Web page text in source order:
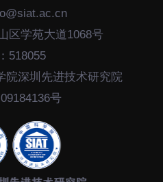
成果超市
合作交流
区学苑大道1068号
518055
院深圳先进技术研究院
号